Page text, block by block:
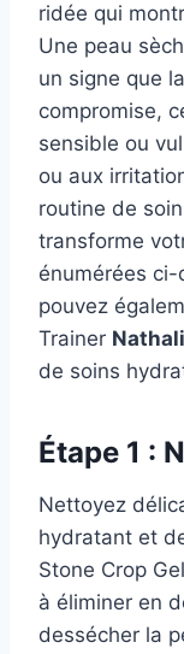
ridée qui
Une peau
un signe que
compromise,
sensible ou
ou aux
routine de
transforme
énumérées
pouvez
Trainer
de soins
Étape 1 :
Nettoyez
hydratant et
Stone Crop
à éliminer en
dessécher la